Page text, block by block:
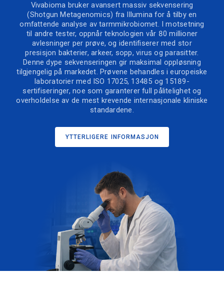
Vivabioma bruker avansert massiv sekvensering
(Shotgun Metagenomics) fra Illumina for å tilby en
omfattende analyse av tarmmikrobiomet. I motsetning
til andre tester, oppnår teknologien vår 80 millioner
avlesninger per prøve, og identifiserer med stor
presisjon bakterier, arkeer, sopp, virus og parasitter.
Denne dype sekvenseringen gir maksimal oppløsning
tilgjengelig på markedet. Prøvene behandles i europeiske
laboratorier med ISO 17025, 13485 og 15189-
sertifiseringer, noe som garanterer full pålitelighet og
overholdelse av de mest krevende internasjonale kliniske
standardene.
YTTERLIGERE INFORMASJON